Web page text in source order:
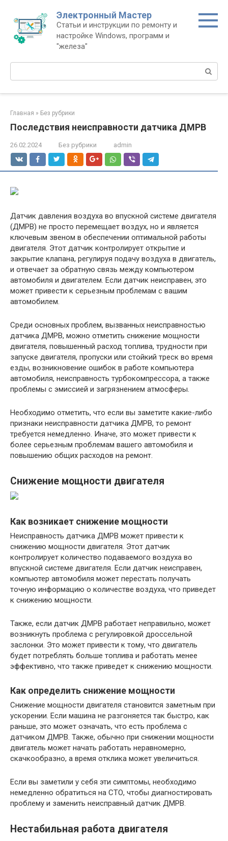
контенту
Электронный Мастер
Статьи и инструкции по ремонту и
настройке Windows, программ и
"железа"
Поиск:
Главная » Без рубрики
Последствия неисправности датчика ДМРВ
26.02.2024 Без рубрики admin
Датчик давления воздуха во впускной системе двигателя
(ДМРВ) не просто перемещает воздух, но и является
ключевым звеном в обеспечении оптимальной работы
двигателя. Этот датчик контролирует открытие и
закрытие клапана, регулируя подачу воздуха в двигатель,
и отвечает за обратную связь между компьютером
автомобиля и двигателем. Если датчик неисправен, это
может привести к серьезным проблемам с вашим
автомобилем.
Среди основных проблем, вызванных неисправностью
датчика ДМРВ, можно отметить снижение мощности
двигателя, повышенный расход топлива, трудности при
запуске двигателя, пропуски или стойкий треск во время
езды, возникновение ошибок в работе компьютера
автомобиля, неисправность турбокомпрессора, а также
проблемы с эмиссией и загрязнением атмосферы.
Необходимо отметить, что если вы заметите какие-либо
признаки неисправности датчика ДМРВ, то ремонт
требуется немедленно. Иначе, это может привести к
более серьезным проблемам вашего автомобиля и
повышению общих расходов на ремонт.
Снижение мощности двигателя
Как возникает снижение мощности
Неисправность датчика ДМРВ может привести к
снижению мощности двигателя. Этот датчик
контролирует количество подаваемого воздуха во
впускной системе двигателя. Если датчик неисправен,
компьютер автомобиля может перестать получать
точную информацию о количестве воздуха, что приведет
к снижению мощности.
Также, если датчик ДМРВ работает неправильно, может
возникнуть проблема с регулировкой дроссельной
заслонки. Это может привести к тому, что двигатель
будет потреблять больше топлива и работать менее
эффективно, что также приведет к снижению мощности.
Как определить снижение мощности
Снижение мощности двигателя становится заметным при
ускорении. Если машина не разгоняется так быстро, как
раньше, это может означать, что есть проблема с
датчиком ДМРВ. Также, обычно при снижении мощности
двигатель может начать работать неравномерно,
скачкообразно, а время отклика может увеличиться.
Если вы заметили у себя эти симптомы, необходимо
немедленно обратиться на СТО, чтобы диагностировать
проблему и заменить неисправный датчик ДМРВ.
Нестабильная работа двигателя